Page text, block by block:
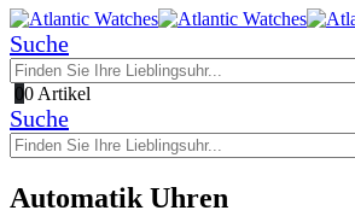
Suche
00 Artikel
Suche
Automatik Uhren